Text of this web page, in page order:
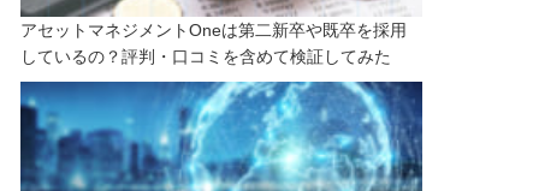
アセットマネジメントOneは第二新卒や既卒を採用
しているの？評判・口コミを含めて検証してみた